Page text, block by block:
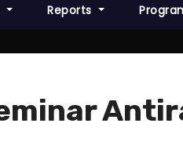
Reports